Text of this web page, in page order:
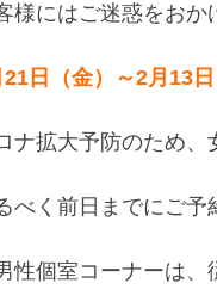
様にはご迷惑をおか
21日（金）～2月13
ナ拡大予防のため、
べく前日までにご予
性個室コーナーは